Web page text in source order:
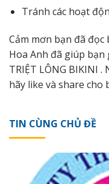
Tránh các hoạt
Cảm mơn bạn đã đọc
Hoa Anh đã giúp bạn
TRIỆT LÔNG BIKINI
hãy like và share cho
TIN CÙNG CHỦ ĐỀ